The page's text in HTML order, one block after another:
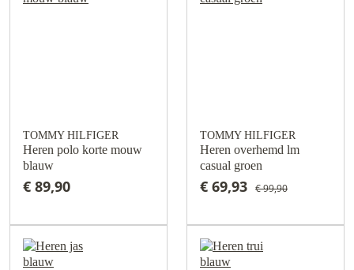
TOMMY HILFIGER
Heren polo korte mouw
blauw
€ 89,90
TOMMY HILFIGER
Heren overhemd lm
casual groen
€ 69,93 € 99,90